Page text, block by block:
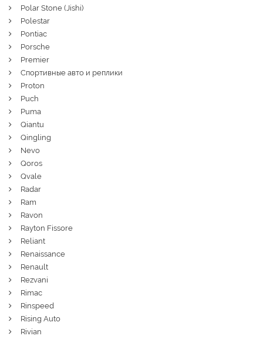
Polar Stone (Jishi)
Polestar
Pontiac
Porsche
Premier
Спортивные авто и реплики
Proton
Puch
Puma
Qiantu
Qingling
Nevo
Qoros
Qvale
Radar
Ram
Ravon
Rayton Fissore
Reliant
Renaissance
Renault
Rezvani
Rimac
Rinspeed
Rising Auto
Rivian